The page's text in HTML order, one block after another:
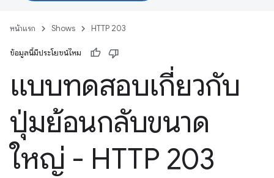
หน้าแรก Shows HTTP 203
ข้อมูลนี้มีประโยชน์ไหม
แบบทดสอบเกี่ยวกับ
ปุ่มย้อนกลับขนาด
ใหญ่ - HTTP 203